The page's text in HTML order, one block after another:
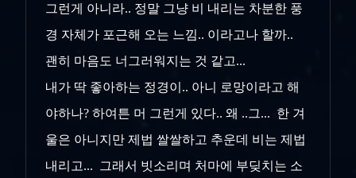
그런게 아니라.. 정말 그냥 비 내리는 차분한 풍
경 자체가 포근해 오는 느낌.. 이라고나 할까..
괜히 마음도 너그러워지는 것 같고...
내가 딱 좋아하는 정경이.. 아니 로망이라고 해
야하나? 하여튼 머 그런게 있다.. 왜 ..그... 한 겨
울은 아니지만 제법 쌀쌀하고 추운데 비는 제법
내리고... 그래서 빗소리며 처마에 부딪치는 소